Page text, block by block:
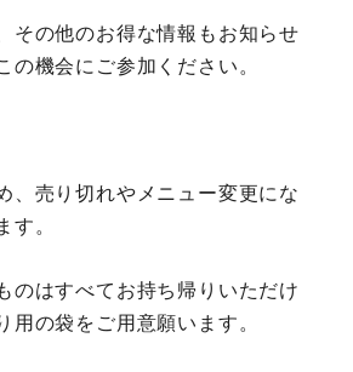
その他のお得な情報もお知らせ
の機会にご参加ください。
、売り切れやメニュー変更にな
す。
のはすべてお持ち帰りいただけ
用の袋をご用意願います。